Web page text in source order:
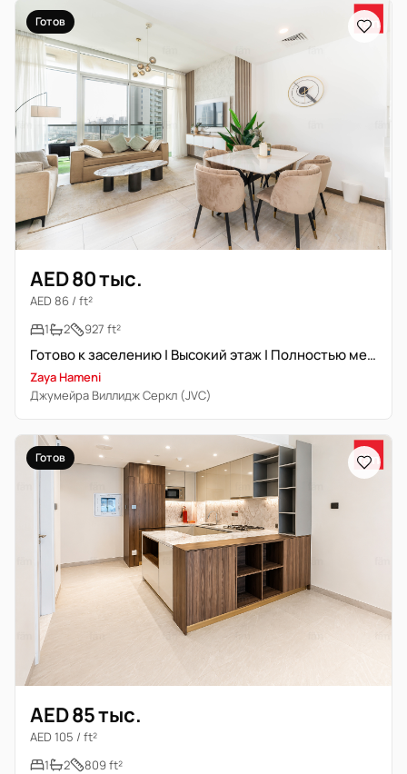
Готов
AED 80 тыс.
AED 86 / ft²
1
2 927 ft²
Готово к заселению | Высокий этаж | Полностью меблирована
Zaya Hameni
Джумейра Виллидж Серкл (JVC)
Готов
AED 85 тыс.
AED 105 / ft²
1
2 809 ft²